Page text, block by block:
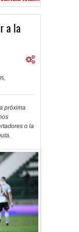
a la
,
próxima
o la